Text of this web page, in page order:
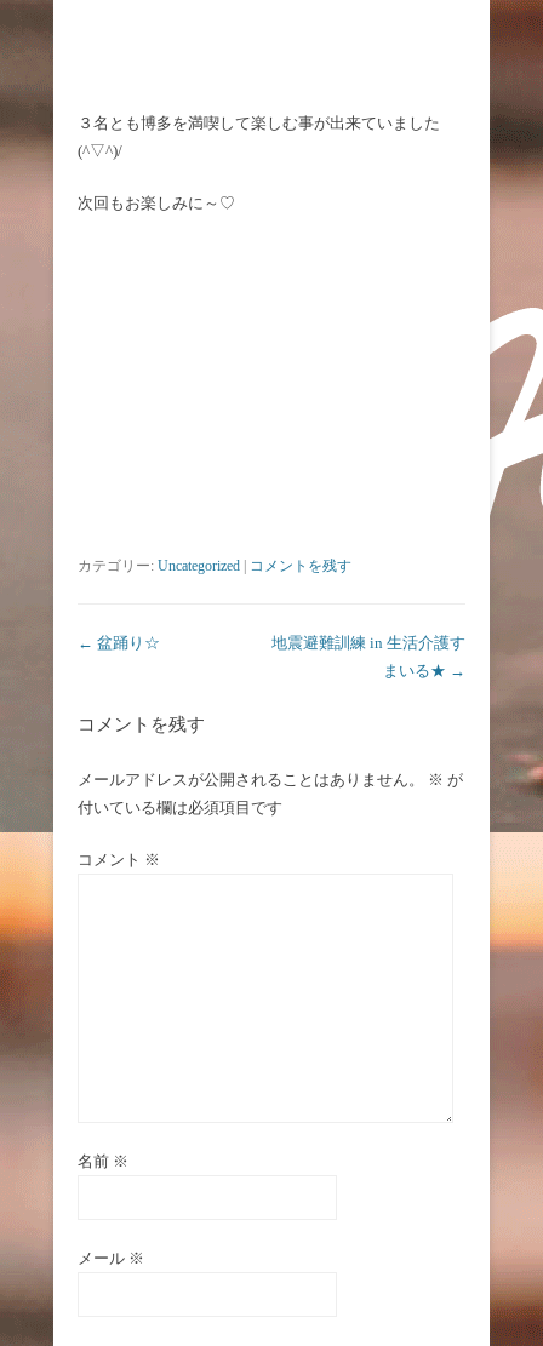
３名とも博多を満喫して楽しむ事が出来ていました
(^▽^)/
次回もお楽しみに～♡
カテゴリー: Uncategorized コメントを残す
投稿ナビゲーション
← 盆踊り☆
地震避難訓練 in 生活介護す
まいる★ →
コメントを残す
メールアドレスが公開されることはありません。 ※ が
付いている欄は必須項目です
コメント ※
名前 ※
メール ※